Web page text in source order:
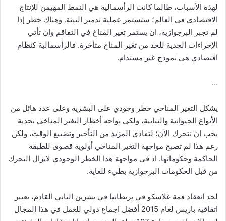
لهذه الأسباب، طالما كانت الرأسمالية هي النمط المهيمن للإنتاج
الاقتصادي في العالم؛ ستستمر عملية تدمير البيئة. وهناك خطر إذا
لم تجبر البرجوازية، ان يستمر تغير المناخ في التفاقم وان تأتي
الإجراءات الجدية للحد من تغير المناخ متأخرة. فالرأسمالية كنظام
اقتصادي هي نموذج غير مستدام.
…
يشكل التغير المناخي خطر وجودي على البشرية وعلى عدد هائل من
الأنواع الحيوانية والنباتية، ولكي نواجه أخطار التغير المناخي بجدية
يجب ان نتحرك الآن؛ لتفادي المزيد من التأخير وتضييع الوقت، ولكن
رغم هذا لم تصبح مواجهة التغير المناخي أولوية قصوى للطبقة
الحاكمة وحكوماتها. اذ في مواجهة هذا الخطر الوجودي لايزال التحرك
من قبل الحكومات البرجوازية بطيء للغاية.
لحد انعقاد قمة غلاسكو في بريطانيا في تشرين الثاني القادم، تعتبر
اتفاقية باريس لعام 2015 أفضل اجماع دولي للعمل في هذا المجال